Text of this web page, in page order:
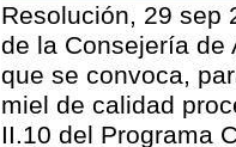
Resolución, 29 sep
de la Consejería de
que se convoca,
miel de calidad
II.10 del Programa